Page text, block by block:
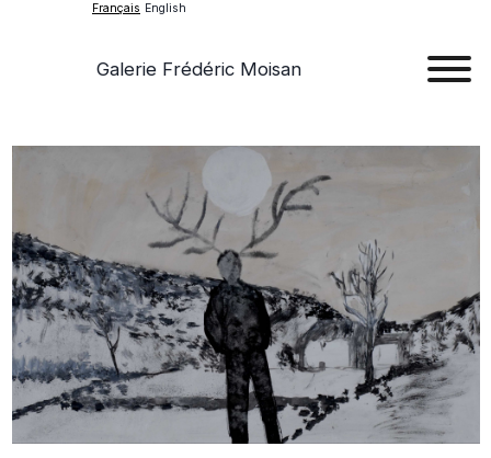
Français English
Galerie Frédéric Moisan
A